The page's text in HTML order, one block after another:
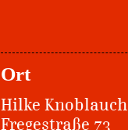
Ort
Hilke Knoblauch
Fregestraße 73